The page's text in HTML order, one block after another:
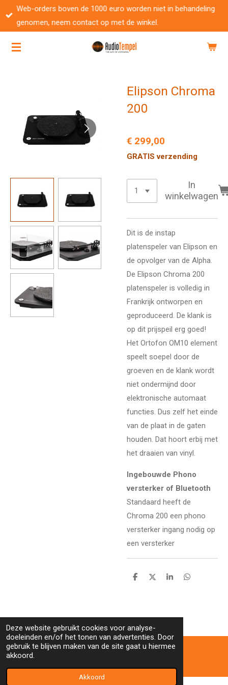
Deze website gebruikt cookies voor analyse-
doeleinden en/of het tonen van advertenties. Door
gebruik te blijven maken van de site gaat u hiermee
akkoord.
Akkoord
Ga
direct
de
Web-orders boven de 1000 euro worden niet in behandeling
genomen, neem contact op met de winkel.
Elipson Chroma
200
€ 299,00
GRATIS verzending
In
winkelwagen
Dit is de instap
platenspeler van Elipson en
de opvolger van de Alpha.
De Elipson Chroma 200
platenspeler is volledig in
Frankrijk ontworpen en
geproduceerd. De klank is
op dit prijspeil erg goed!
Het Ortofon OM10 element
speelt soepel door de
groeven en de klank wordt
niet ondermijnd door
elektronische automaat
functies. Dus zelf het einde
van de plaat in de gaten
houden. Dat hoort erbij met
het draaien van vinyl.
Ingebouwde Phono
versterker of Bluetooth
Standaard heeft de
Chroma 200 een phono
versterker ingang nodig op
een versterker
D
D
S
D